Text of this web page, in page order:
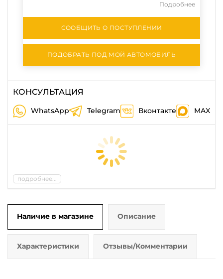
Подробнее
СООБЩИТЬ О ПОСТУПЛЕНИИ
ПОДОБРАТЬ ПОД МОЙ АВТОМОБИЛЬ
КОНСУЛЬТАЦИЯ
WhatsApp Telegram Вконтакте MAX
подробнее...
Наличие в магазине Описание
Характеристики Отзывы/Комментарии